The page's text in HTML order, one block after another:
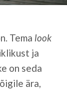
Tema look
ja
on seda
ära,